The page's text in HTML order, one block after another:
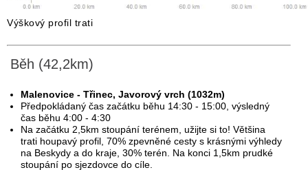
Výškový profil trati
Běh (42,2km)
Malenovice - Třinec, Javorový vrch (1032m)
Předpokládaný čas začátku běhu 14:30 - 15:00, výsledný
čas běhu 4:00 - 4:30
Na začátku 2,5km stoupání terénem, užijte si to! Většina
trati houpavý profil, 70% zpevněné cesty s krásnými výhledy
na Beskydy a do kraje, 30% terén. Na konci 1,5km prudké
stoupání po sjezdovce do cíle.